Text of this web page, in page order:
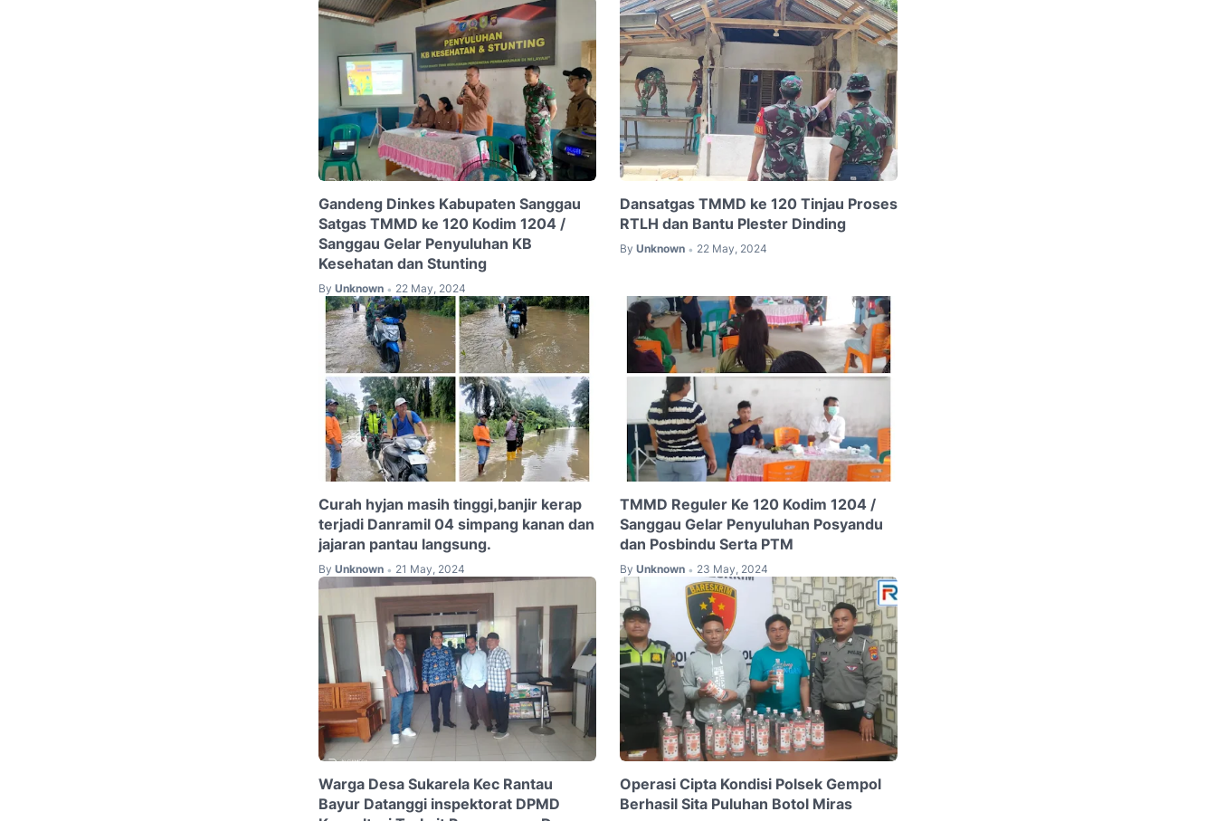
Gandeng Dinkes Kabupaten Sanggau
Satgas TMMD ke 120 Kodim 1204 /
Sanggau Gelar Penyuluhan KB
Kesehatan dan Stunting
By Unknown • 22 May, 2024
Dansatgas TMMD ke 120 Tinjau Proses
RTLH dan Bantu Plester Dinding
By Unknown • 22 May, 2024
Curah hyjan masih tinggi,banjir kerap
terjadi Danramil 04 simpang kanan dan
jajaran pantau langsung.
By Unknown • 21 May, 2024
TMMD Reguler Ke 120 Kodim 1204 /
Sanggau Gelar Penyuluhan Posyandu
dan Posbindu Serta PTM
By Unknown • 23 May, 2024
Warga Desa Sukarela Kec Rantau
Bayur Datanggi inspektorat DPMD
Operasi Cipta Kondisi Polsek Gempol
Berhasil Sita Puluhan Botol Miras